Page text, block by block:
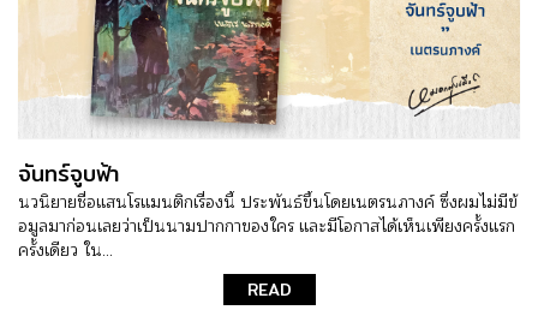
จันทร์จูบฟ้า
นวนิยายชื่อแสนโรแมนติกเรื่องนี้ ประพันธ์ขึ้นโดยเนตรนภางค์ ซึ่งผมไม่มีข้
อมูลมาก่อนเลยว่าเป็นนามปากกาของใคร และมีโอกาสได้เห็นเพียงครั้งแรก
ครั้งเดียว ใน...
READ